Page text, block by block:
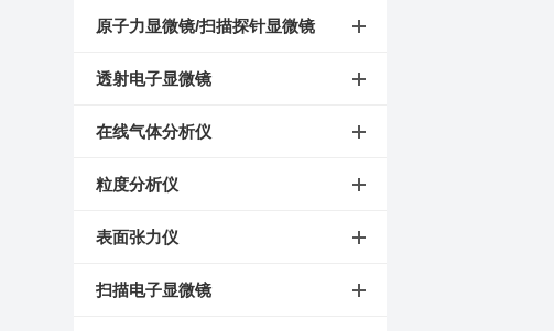
原子力显微镜/扫描探针显微镜
透射电子显微镜
在线气体分析仪
粒度分析仪
表面张力仪
扫描电子显微镜